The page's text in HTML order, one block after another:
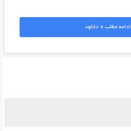
ادامه مطلب + دانلود